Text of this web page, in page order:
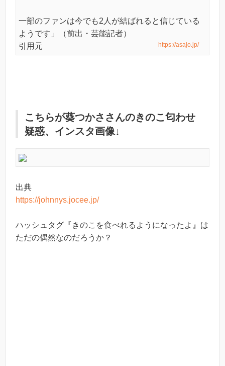
一部のファンは今でも2人が結ばれると信じている
ようです」（前出・芸能記者）
引用元
https://asajo.jp/
こちらが葵つかささんのきのこ匂わせ
疑惑、インスタ画像↓
出典
https://johnnys.jocee.jp/
ハッシュタグ『きのこを食べれるようになったよ』は
ただの偶然なのだろうか？